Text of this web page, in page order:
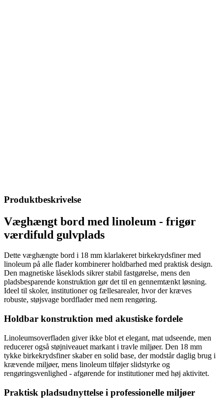
Produktbeskrivelse
Væghængt bord med linoleum - frigør
værdifuld gulvplads
Dette væghængte bord i 18 mm klarlakeret birkekrydsfiner med
linoleum på alle flader kombinerer holdbarhed med praktisk design.
Den magnetiske låseklods sikrer stabil fastgørelse, mens den
pladsbesparende konstruktion gør det til en gennemtænkt løsning.
Ideel til skoler, institutioner og fællesarealer, hvor der kræves
robuste, støjsvage bordflader med nem rengøring.
Holdbar konstruktion med akustiske fordele
Linoleumsoverfladen giver ikke blot et elegant, mat udseende, men
reducerer også støjniveauet markant i travle miljøer. Den 18 mm
tykke birkekrydsfiner skaber en solid base, der modstår daglig brug i
krævende miljøer, mens linoleum tilføjer slidstyrke og
rengøringsvenlighed - afgørende for institutioner med høj aktivitet.
Praktisk pladsudnyttelse i professionelle miljøer